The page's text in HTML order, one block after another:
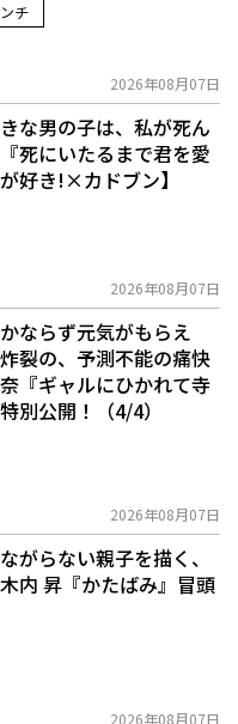
チ
2026年08月07日
な男の子は、私が死ん
『死にいたるまで君を愛
好き!×カドブン】
2026年08月07日
ならず元気がもらえ
裂の、予測不能の痛快
『ギャルにひかれて寺
別公開！（4/4）
2026年08月07日
がらない親子を描く、
木内 昇『かたばみ』冒頭
2026年08月07日